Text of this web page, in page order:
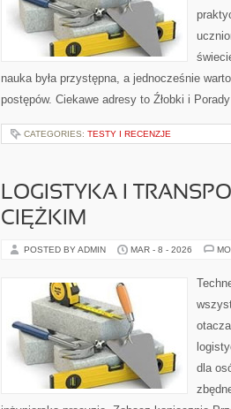
nauka była przystępna, a jednocześnie
postępów. Ciekawe adresy to Źłobki i
CATEGORIES: TESTY I RECENZJE
LOGISTYKA I
CIĘŻKIM
POSTED BY ADMIN MAR - 8 - 2026
dla